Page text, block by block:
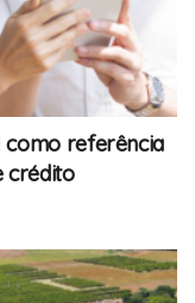
como referência
crédito